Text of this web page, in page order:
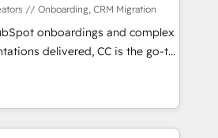
and seamless integration of
your digital ecosystem. Would
your inbound
objectives. With 125+
part of the most certified
// Onboarding, CRM Migration
onboardings and complex
delivered, CC is the go-to
for businesses ready to
scale smarter. We specialize
and CMS migrations and
like Salesforce, NetSuite,